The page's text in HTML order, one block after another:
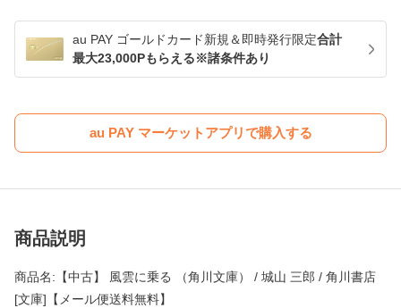
au PAY ゴールドカード新規＆即時発行限定合計
最大23,000Pもらえる※諸条件あり
au PAY マーケットアプリで購入する
商品説明
商品名:【中古】 風雲に乗る （角川文庫） / 城山 三郎 / 角川書店
[文庫]【メール便送料無料】